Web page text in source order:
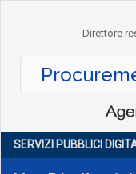
Direttore
SERVIZI PUBBLICI